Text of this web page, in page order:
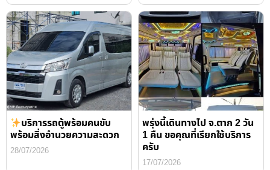
บริการรถตู้พร้อมคนขับ
พร้อมสิ่งอำนวยความสะดวก
28/07/2026
พรุ่งนี้เดินทางไป จ.ตาก 2 วัน
1 คืน ขอคุณที่เรียกใช้บริการ
ครับ
17/07/2026